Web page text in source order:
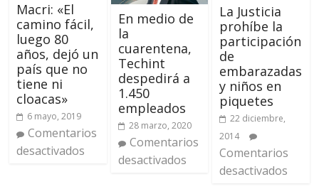
Macri: «El
camino fácil,
luego 80
años, dejó un
país que no
tiene ni
cloacas»
6 mayo, 2019
Comentarios
desactivados
En medio de
la
cuarentena,
Techint
despedirá a
1.450
empleados
28 marzo, 2020
Comentarios
desactivados
La Justicia
prohíbe la
participación
de
embarazadas
y niños en
piquetes
22 diciembre,
2014
Comentarios
desactivados